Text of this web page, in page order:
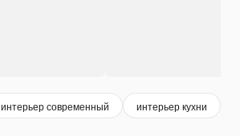
интерьер современный интерьер кухни